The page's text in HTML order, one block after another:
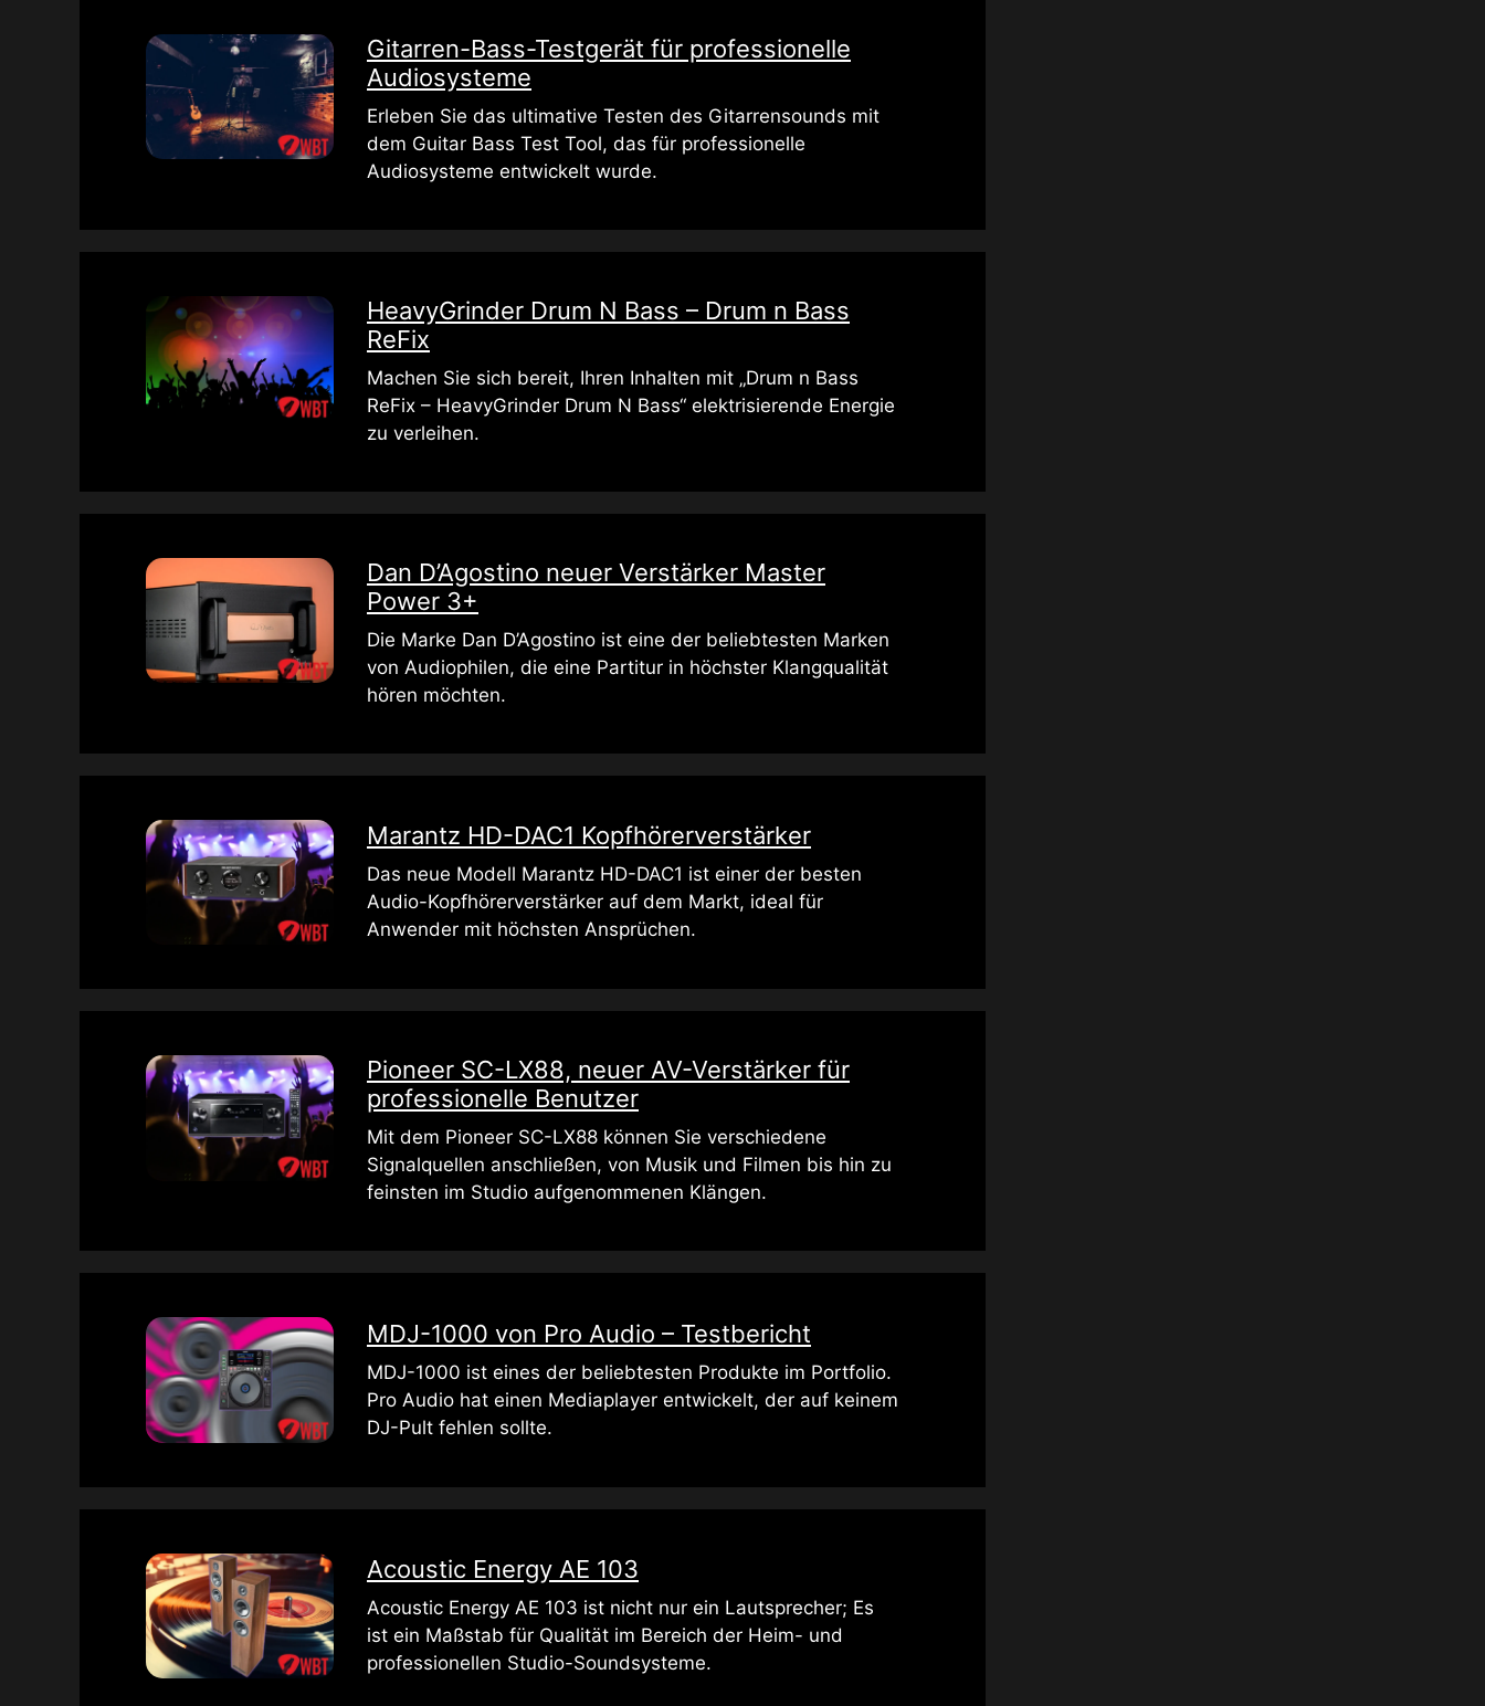
Gitarren-Bass-Testgerät für professionelle
Audiosysteme
Erleben Sie das ultimative Testen des Gitarrensounds mit
dem Guitar Bass Test Tool, das für professionelle
Audiosysteme entwickelt wurde.
HeavyGrinder Drum N Bass – Drum n Bass
ReFix
Machen Sie sich bereit, Ihren Inhalten mit „Drum n Bass
ReFix – HeavyGrinder Drum N Bass“ elektrisierende Energie
zu verleihen.
Dan D’Agostino neuer Verstärker Master
Power 3+
Die Marke Dan D’Agostino ist eine der beliebtesten Marken
von Audiophilen, die eine Partitur in höchster Klangqualität
hören möchten.
Marantz HD-DAC1 Kopfhörerverstärker
Das neue Modell Marantz HD-DAC1 ist einer der besten
Audio-Kopfhörerverstärker auf dem Markt, ideal für
Anwender mit höchsten Ansprüchen.
Pioneer SC-LX88, neuer AV-Verstärker für
professionelle Benutzer
Mit dem Pioneer SC-LX88 können Sie verschiedene
Signalquellen anschließen, von Musik und Filmen bis hin zu
feinsten im Studio aufgenommenen Klängen.
MDJ-1000 von Pro Audio – Testbericht
MDJ-1000 ist eines der beliebtesten Produkte im Portfolio.
Pro Audio hat einen Mediaplayer entwickelt, der auf keinem
DJ-Pult fehlen sollte.
Acoustic Energy AE 103
Acoustic Energy AE 103 ist nicht nur ein Lautsprecher; Es
ist ein Maßstab für Qualität im Bereich der Heim- und
professionellen Studio-Soundsysteme.